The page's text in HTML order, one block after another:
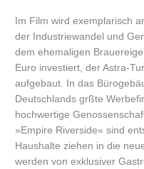
Im Film wird exemplarisch
der Industriewandel und
dem ehemaligen
Euro investiert, der Astra-
aufgebaut. In das
Deutschlands grßte
hochwertige
»Empire Riverside« sind
Haushalte ziehen in die
werden von exklusiver